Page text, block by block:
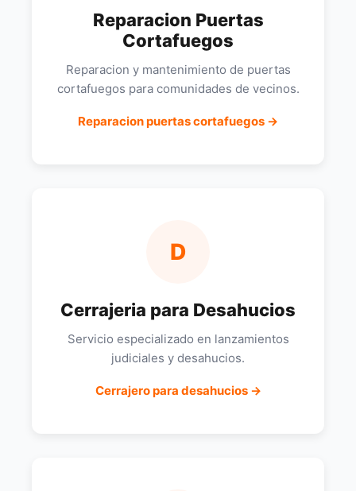
Reparacion Puertas
Cortafuegos
Reparacion y mantenimiento de puertas
cortafuegos para comunidades de vecinos.
Reparacion puertas cortafuegos →
D
Cerrajeria para Desahucios
Servicio especializado en lanzamientos
judiciales y desahucios.
Cerrajero para desahucios →